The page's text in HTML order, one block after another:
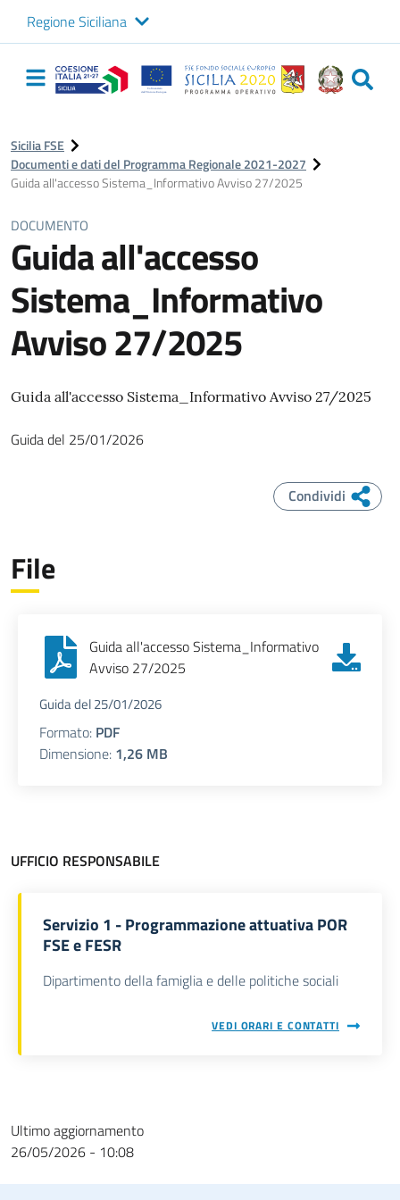
Regione Siciliana
Logo Sicilia FSE
Navigazione
principale
Sicilia FSE
Documenti e dati del Programma Regionale 2021-2027
Guida all'accesso Sistema_Informativo Avviso 27/2025
DOCUMENTO
Guida all'accesso
Sistema_Informativo
Avviso 27/2025
Guida all'accesso Sistema_Informativo Avviso 27/2025
Guidadel 25/01/2026
Condividi
File
Guida all'accesso Sistema_Informativo
Avviso 27/2025
Guida del 25/01/2026
Formato: PDF
Dimensione: 1,26 MB
UFFICIO RESPONSABILE
Servizio 1 - Programmazione attuativa POR
FSE e FESR
Dipartimento della famiglia e delle politiche sociali
VEDI ORARI E CONTATTI
Ultimo aggiornamento
26/05/2026 - 10:08